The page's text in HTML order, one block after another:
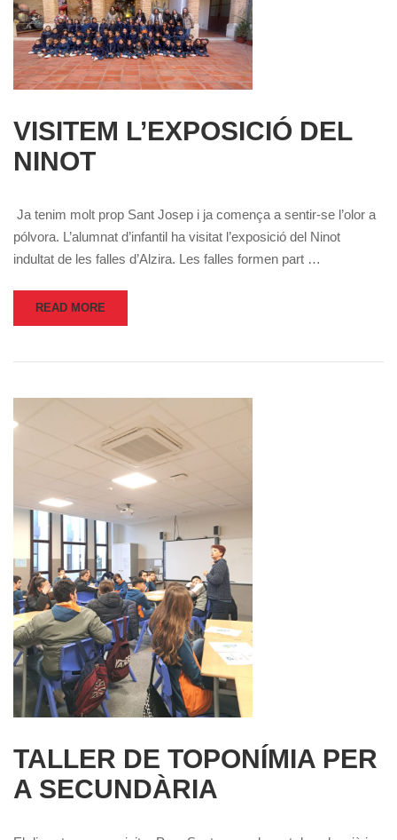
VISITEM L’EXPOSICIÓ DEL
NINOT
Ja tenim molt prop Sant Josep i ja comença a sentir-se l’olor a
pólvora. L’alumnat d’infantil ha visitat l’exposició del Ninot
indultat de les falles d’Alzira. Les falles formen part …
READ MORE
TALLER DE TOPONÍMIA PER
A SECUNDÀRIA